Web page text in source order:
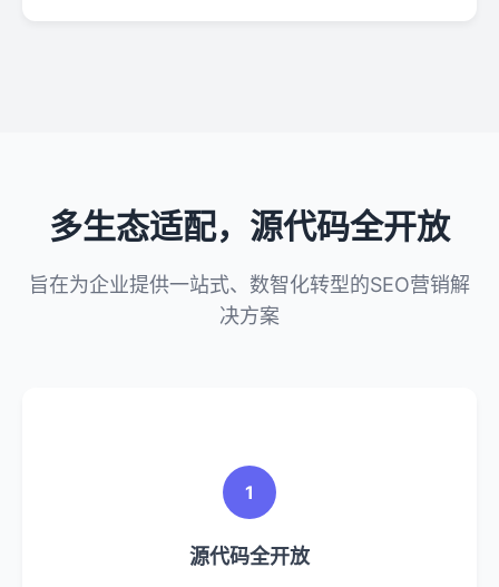
多生态适配，源代码全开放
旨在为企业提供一站式、数智化转型的SEO营销解
决方案
1
源代码全开放